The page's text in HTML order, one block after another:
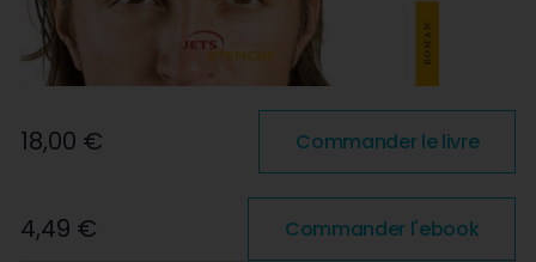
18,00 € Commander le livre
4,49 € Commander l'ebook